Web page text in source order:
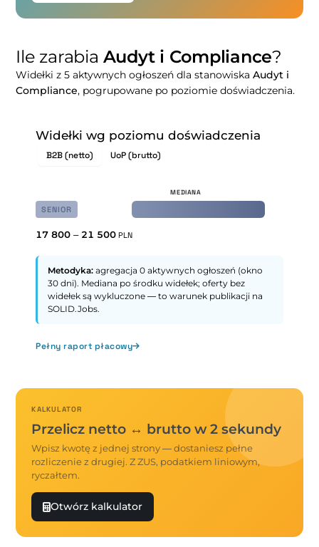
Ile zarabia Audyt i Compliance?
Widełki z 5 aktywnych ogłoszeń dla stanowiskaAudyt i
Compliance, pogrupowane po poziomie doświadczenia.
Widełki wg poziomu doświadczenia
B2B (netto) UoP (brutto)
SENIOR
17 800 – 21 500 PLN
Metodyka: agregacja 0 aktywnych ogłoszeń (okno
30 dni). Mediana po środku widełek; oferty bez
widełek są wykluczone — to warunek publikacji na
SOLID.Jobs.
Pełny raport płacowy
KALKULATOR
Przelicz netto ↔ brutto w 2 sekundy
Wpisz kwotę z jednej strony — dostaniesz pełne
rozliczenie z drugiej. Z ZUS, podatkiem liniowym,
ryczałtem.
Otwórz kalkulator